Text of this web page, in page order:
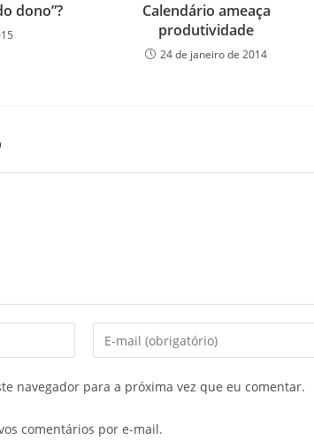
dono”?
Calendário ameaça
produtividade
24 de janeiro de 2014
navegador para a próxima vez que eu comentar.
comentários por e-mail.